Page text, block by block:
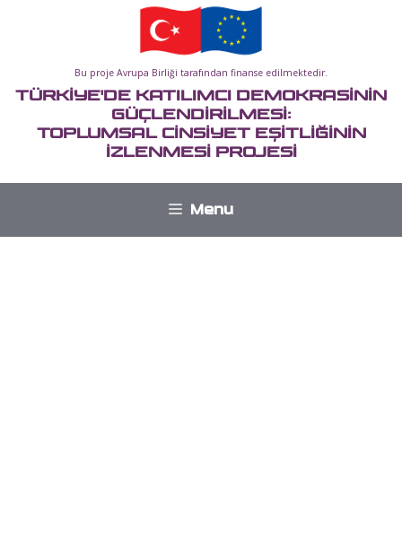
Bu proje Avrupa Birliği tarafından finanse edilmektedir.
TÜRKİYE'DE KATILIMCI DEMOKRASİNİN
GÜÇLENDİRİLMESİ:
TOPLUMSAL CİNSİYET EŞİTLİĞİNİN
İZLENMESİ PROJESİ
Menu